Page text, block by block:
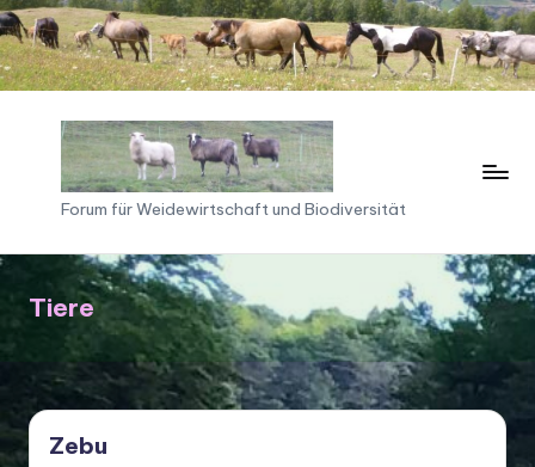
Skip
to
F
o
ru
m
f
ü
r
Forum für Weidewirtschaft und Biodiversität
Tiere
Zebu